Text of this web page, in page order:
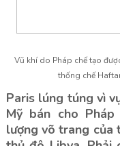
Vũ khí do Pháp chế tạo
thống chế
Paris lúng túng vì
Mỹ bán cho
lượng võ trang của